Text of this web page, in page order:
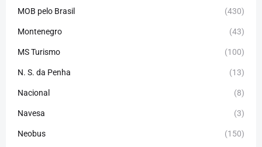
MOB pelo Brasil (430)
Montenegro (43)
MS Turismo (100)
N. S. da Penha (13)
Nacional (8)
Navesa (3)
Neobus (150)